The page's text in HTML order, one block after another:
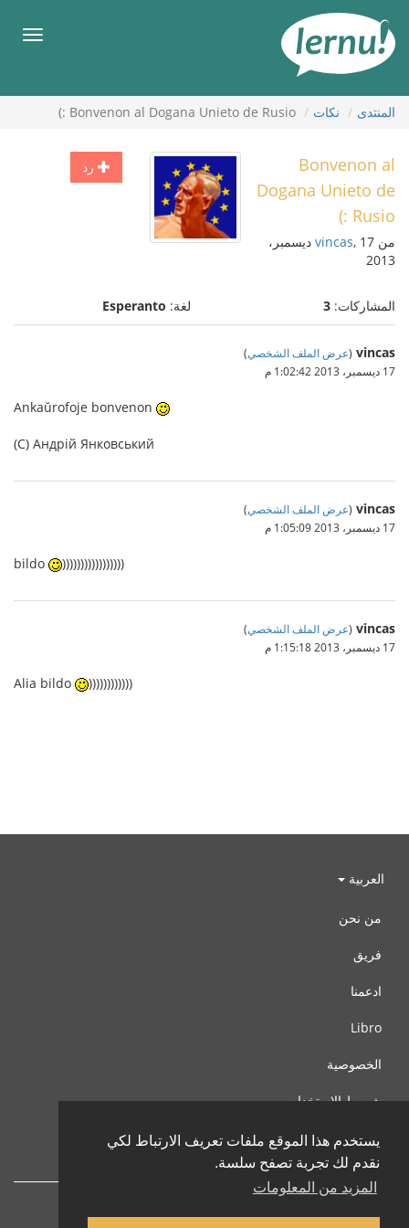
يستخدم هذا الموقع ملفات تعريف الارتباط لكي
نقدم لك تجربة تصفح سلسة.
المزيد من المعلومات
المحتويات
قائمة
المنتدى نكات Bonvenon al Dogana Unieto de Rusio :)
رد
Bonvenon al
Dogana Unieto de
Rusio :)
من vincas , 17 ديسمبر،
2013
المشاركات: 3 لغة: Esperanto
vincas
(عرض الملف الشخصي)
17 ديسمبر، 2013 1:02:42 م
Ankaŭrofoje bonvenon
(C) Андрій Янковський
vincas
(عرض الملف الشخصي)
17 ديسمبر، 2013 1:05:09 م
bildo )))))))))))))))))
vincas
(عرض الملف الشخصي)
17 ديسمبر، 2013 1:15:18 م
Alia bildo ))))))))))))
العربية
من نحن
فريق
ادعمنا
Libro
الخصوصية
شروط الإستخدام
اتصل بنا